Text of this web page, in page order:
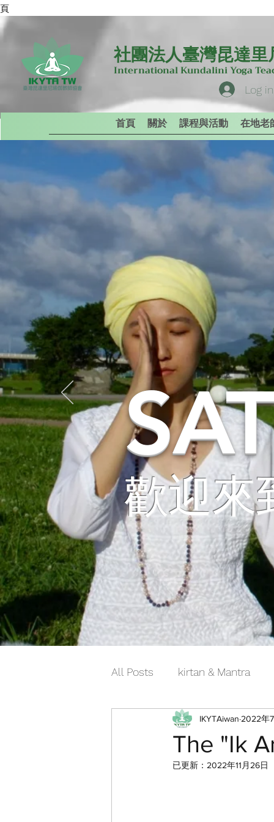
社團法人臺灣昆達
International Kundalini Yoga
Log in
首頁 關於 課程與活動 在地老
歡迎
All Posts kirtan & Mantra
The "Ik
IKYTAiwan 2022年
已更新： 2022年11月26日